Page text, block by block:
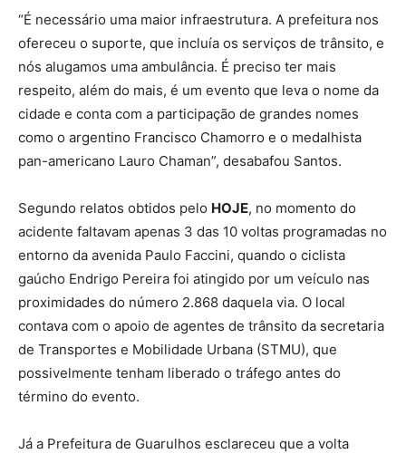
“É necessário uma maior infraestrutura. A prefeitura nos
ofereceu o suporte, que incluía os serviços de trânsito, e
nós alugamos uma ambulância. É preciso ter mais
respeito, além do mais, é um evento que leva o nome da
cidade e conta com a participação de grandes nomes
como o argentino Francisco Chamorro e o medalhista
pan-americano Lauro Chaman”, desabafou Santos.
Segundo relatos obtidos pelo HOJE, no momento do
acidente faltavam apenas 3 das 10 voltas programadas no
entorno da avenida Paulo Faccini, quando o ciclista
gaúcho Endrigo Pereira foi atingido por um veículo nas
proximidades do número 2.868 daquela via. O local
contava com o apoio de agentes de trânsito da secretaria
de Transportes e Mobilidade Urbana (STMU), que
possivelmente tenham liberado o tráfego antes do
término do evento.
Já a Prefeitura de Guarulhos esclareceu que a volta